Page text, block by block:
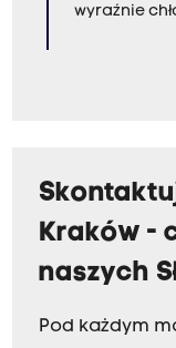
wyraźnie
Kraków -
naszych
Pod każdym